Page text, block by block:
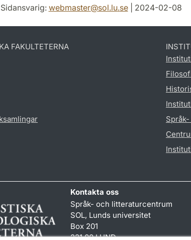
Sidansvarig: webmaster@sol.lu.se| 2024-02-08
FAKULTETERNA
Kontakta oss
Språk- och litteraturcentrum
SOL, Lunds universitet
Box 201
221 00 LUND